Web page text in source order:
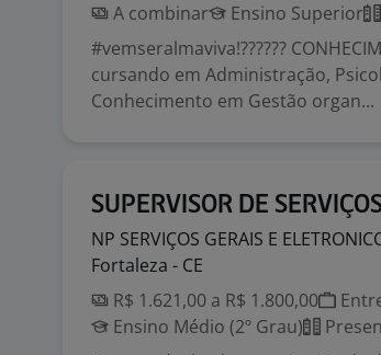
A combinar
Ensino Superior
#vemseralmaviva!??????
cursando em Administração,
Conhecimento em Gestão organ...
SUPERVISOR DE
NP SERVIÇOS GERAIS E
Fortaleza - CE
R$ 1.621,00 a R$ 1.800,00
Ensino Médio (2º Grau)